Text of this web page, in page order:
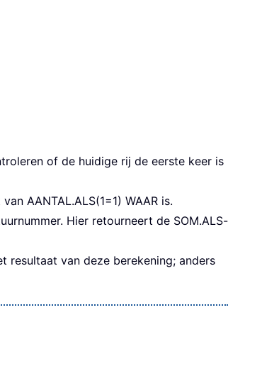
of de huidige rij de eerste keer is
AANTAL.ALS(1=1) WAAR is.
Hier retourneert de SOM.ALS-
resultaat van deze berekening; anders